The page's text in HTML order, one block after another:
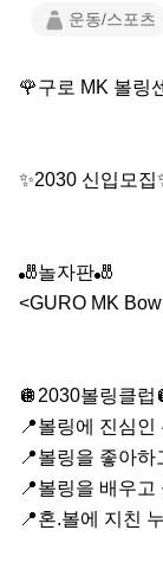
운동/스포츠
🌹구로 MK 볼링
✨2030 신입모집
🎳놀자판🎳
<GURO MK
🪩2030볼링클럽
📍볼링에 진심인
📍볼링을 좋아
📍볼링을 배우고
📍혼.볼에 지친